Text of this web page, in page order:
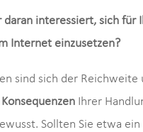
daran interessiert, sich für
Internet einzusetzen?
sind sich der Reichweite
Ihrer
Sollten Sie etwa ein